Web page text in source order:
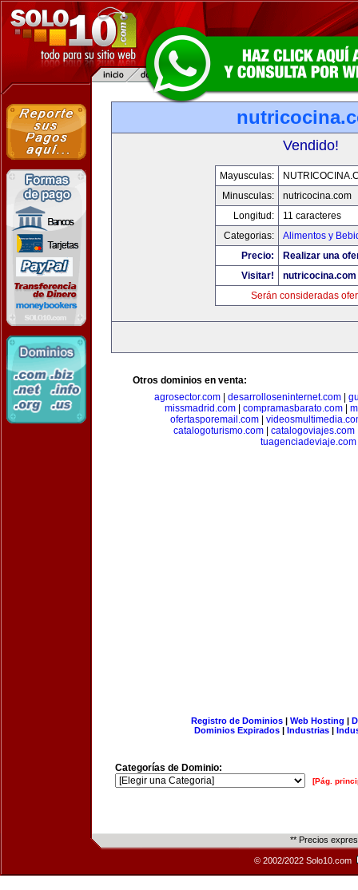
Vendido!
Mayusculas:
Minusculas:
nutricocina.com
Longitud:
11 caracteres
Categorias:
Alimentos y
Precio:
Realizar una
Visitar!
nutricocina.com
Serán consideradas
Otros dominios en venta:
agrosector.com
desarrolloseninternet.com
missmadrid.com| compramasbarato.com|
ofertasporemail.com
catalogoturismo.com
catalogoviajes.com
tuagenciadeviaje.com
Registro de Dominios| Web Hosting |
Dominios Expirados | Industrias |
Categorías de Dominio:
[Pág.
** Precios
© 2002/2022 Solo10.com